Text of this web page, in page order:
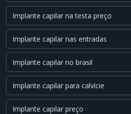
Implante capilar na testa preço
Implante capilar nas entradas
Implante capilar no brasil
Implante capilar para calvície
Implante capilar preço